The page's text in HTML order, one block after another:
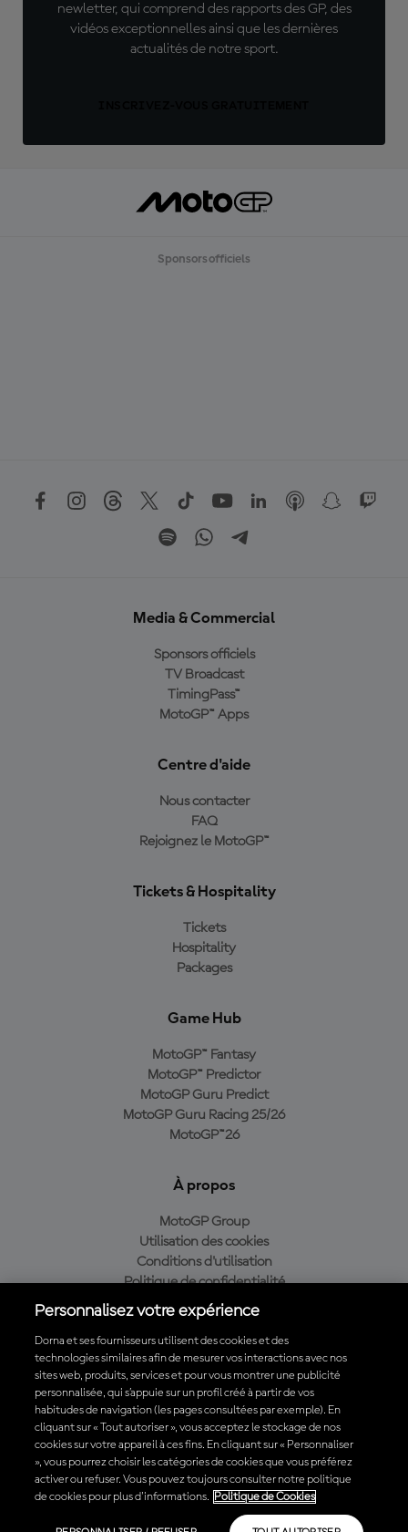
newletter, qui comprend des rapports des GP, des
vidéos exceptionnelles ainsi que les dernières
actualités de notre sport.
Sponsors officiels
Media & Commercial
Sponsors officiels
TV Broadcast
TimingPass™
MotoGP™ Apps
Centre d'aide
Nous contacter
FAQ
Rejoignez le MotoGP™
Tickets & Hospitality
Tickets
Hospitality
Packages
Game Hub
MotoGP™ Fantasy
MotoGP™ Predictor
MotoGP Guru Predict
MotoGP Guru Racing 25/26
MotoGP™26
À propos
MotoGP Group
Utilisation des cookies
Conditions d'utilisation
Politique de confidentialité
Politique d’achat
Télécharger l'appli officielle du MotoGP™
© 2026 MotoGP Sports Entertainment Group. Tous droits réservés.
Toutes les marques déposées sont la propriété de leurs détenteurs
respectifs.
Personnalisez votre expérience
Dorna et ses fournisseurs utilisent des cookies et des
technologies similaires afin de mesurer vos interactions avec nos
sites web, produits, services et pour vous montrer une publicité
personnalisée, qui s’appuie sur un profil créé à partir de vos
habitudes de navigation (les pages consultées par exemple). En
cliquant sur « Tout autoriser », vous acceptez le stockage de nos
cookies sur votre appareil à ces fins. En cliquant sur « Personnaliser
», vous pourrez choisir les catégories de cookies que vous préférez
activer ou refuser. Vous pouvez toujours consulter notre politique
de cookies pour plus d'informations.
Politique de Cookies